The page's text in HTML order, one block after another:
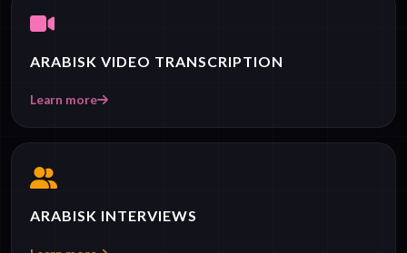
ARABISK VIDEO TRANSCRIPTION
Learn more
ARABISK INTERVIEWS